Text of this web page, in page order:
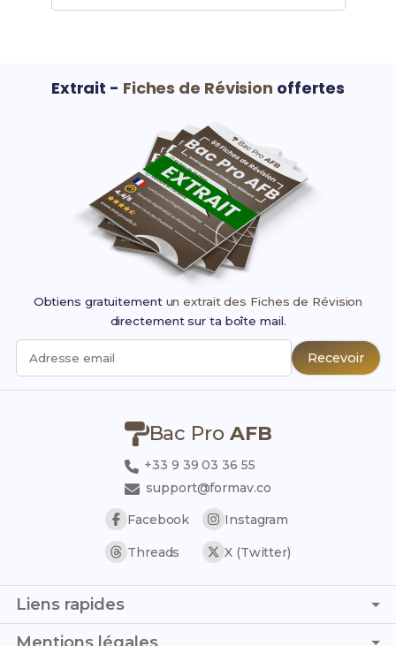
Extrait - Fiches de Révision offertes
Obtiens gratuitement un extrait des Fiches de Révision
directement sur ta boîte mail.
Adresse email Recevoir
Bac Pro AFB
+33 9 39 03 36 55
support@formav.co
Facebook
Instagram
Threads X (Twitter)
Liens rapides
Page d'accueil